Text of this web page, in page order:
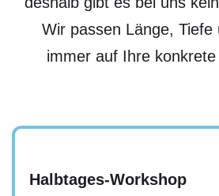
Wir passen Länge, Tiefe
immer auf Ihre
Halbtages-Workshop